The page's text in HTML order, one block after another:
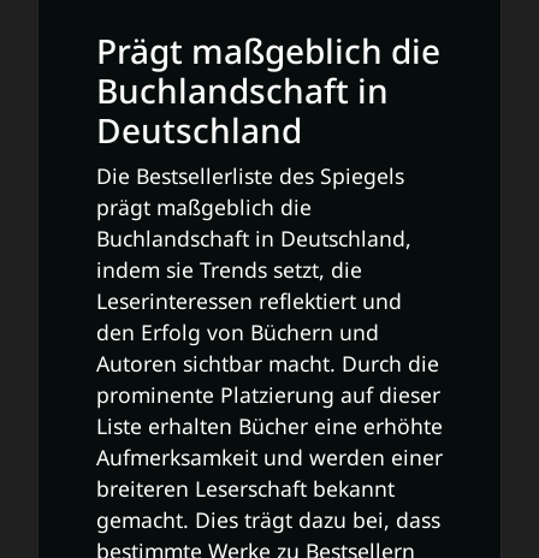
Prägt maßgeblich die
Buchlandschaft in
Deutschland
Die Bestsellerliste des Spiegels
prägt maßgeblich die
Buchlandschaft in Deutschland,
indem sie Trends setzt, die
Leserinteressen reflektiert und
den Erfolg von Büchern und
Autoren sichtbar macht. Durch die
prominente Platzierung auf dieser
Liste erhalten Bücher eine erhöhte
Aufmerksamkeit und werden einer
breiteren Leserschaft bekannt
gemacht. Dies trägt dazu bei, dass
bestimmte Werke zu Bestsellern